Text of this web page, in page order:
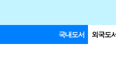
국내도서 외국도서